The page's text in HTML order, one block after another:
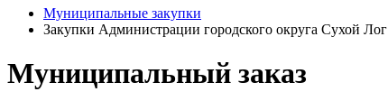
Муниципальные закупки
Закупки Администрации городского округа Сухой Лог
Муниципальный заказ